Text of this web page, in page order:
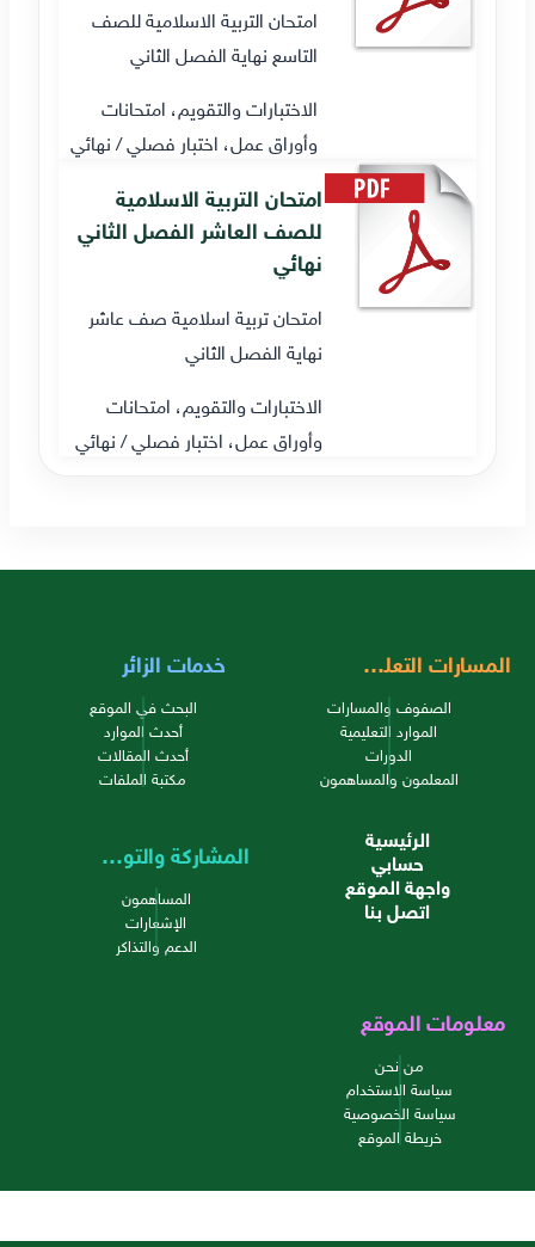
امتحان التربية الاسلامية للصف
التاسع نهاية الفصل الثاني
الاختبارات والتقويم، امتحانات
وأوراق عمل، اختبار فصلي / نهائي
امتحان التربية الاسلامية
للصف العاشر الفصل الثاني
نهائي
امتحان تربية اسلامية صف عاشر
نهاية الفصل الثاني
الاختبارات والتقويم، امتحانات
وأوراق عمل، اختبار فصلي / نهائي
المسارات التعليمية
الصفوف والمسارات
الموارد التعليمية
الدورات
المعلمون والمساهمون
خدمات الزائر
البحث في الموقع
أحدث الموارد
أحدث المقالات
مكتبة الملفات
الرئيسية
حسابي
واجهة الموقع
اتصل بنا
المشاركة والتواصل
المساهمون
الإشعارات
الدعم والتذاكر
معلومات الموقع
من نحن
سياسة الاستخدام
سياسة الخصوصية
خريطة الموقع